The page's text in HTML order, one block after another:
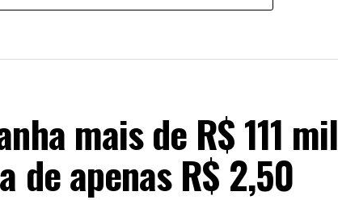
mais de R$ 111 mil
de apenas R$ 2,50